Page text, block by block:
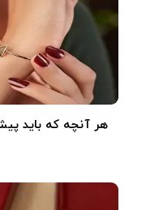
هر آنچه که باید